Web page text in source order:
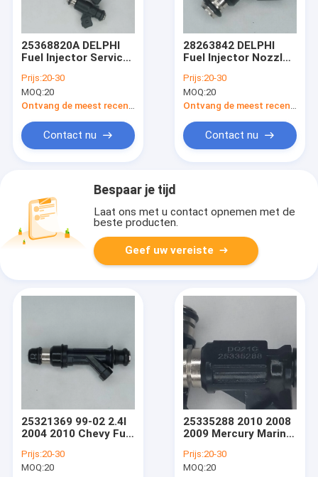
25368820A DELPHI
Fuel Injector Service
Jiabao
Prijs:20-30
MOQ:20
Ontvang de meest recente Prijs
Contact nu
28263842 DELPHI
Fuel Injector Nozzle
Forton 4G20 4Y 4G19
V19
Prijs:20-30
MOQ:20
Ontvang de meest recente Prijs
Contact nu
Bespaar je tijd
Laat ons met u contact opnemen met de
beste producten.
Geef uw vereiste
25321369 99-02 2.4l
2004 2010 Chevy Fuel
chevy-Pontiac-OLDS
2.4L
Prijs:20-30
MOQ:20
25335288 2010 2008
2009 Mercury Mariner
Replacement 60hp
Buitenboord
Prijs:20-30
MOQ:20